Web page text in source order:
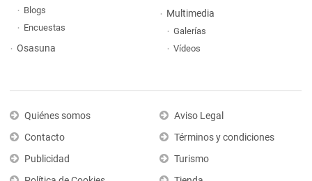
Blogs
Encuestas
Osasuna
Multimedia
Galerías
Vídeos
Quiénes somos
Contacto
Publicidad
Aviso Legal
Términos y condiciones
Turismo